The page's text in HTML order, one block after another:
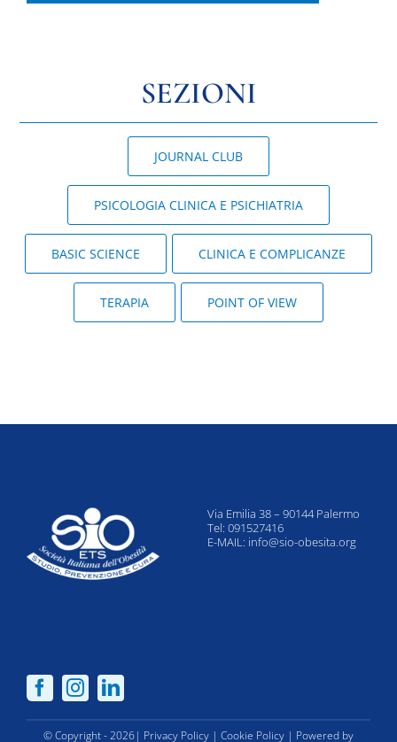
SEZIONI
JOURNAL CLUB
PSICOLOGIA CLINICA E PSICHIATRIA
BASIC SCIENCE CLINICA E COMPLICANZE
TERAPIA POINT OF VIEW
Via Emilia 38 – 90144 Palermo
Tel: 091527416
E-MAIL: info@sio-obesita.org
© Copyright - 2026| Privacy Policy | Cookie Policy | Powered by